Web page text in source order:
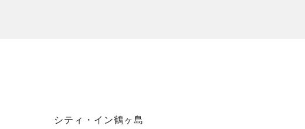
シティ・イン鶴ヶ島